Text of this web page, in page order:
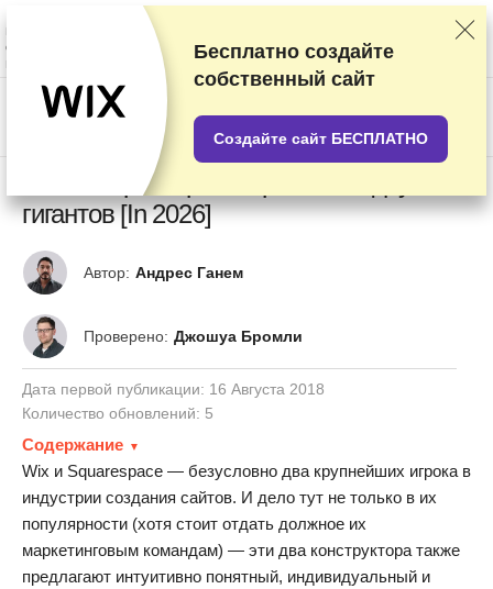
Мы оцениваем продавцов по результатам тщательного тестирования и
изучения, а также учитываем ваши отзывы и наши коммерческие
соглашения с провайдерами. На данной странице содержатся
Раскрытие информации о рекламе
US$
Wix vs Squarespace: сравнение двух
гигантов [In 2026]
Автор: Андрес Ганем
Проверено: Джошуа Бромли
Дата первой публикации: 16 Августа 2018
Количество обновлений: 5
Содержание
Wix и Squarespace — безусловно два крупнейших игрока в
индустрии создания сайтов. И дело тут не только в их
популярности (хотя стоит отдать должное их
маркетинговым командам) — эти два конструктора также
предлагают интуитивно понятный, индивидуальный и
Бесплатно создайте
собственный сайт
Создайте сайт БЕСПЛАТНО